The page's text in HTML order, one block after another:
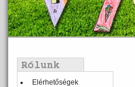
menu
Balmenü
Elérhetőségek